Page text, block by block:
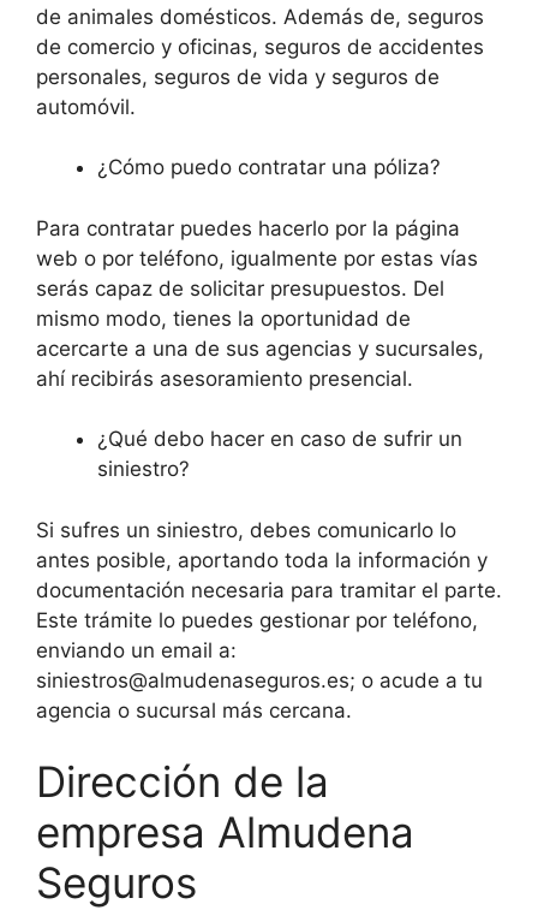
de animales domésticos. Además de, seguros
de comercio y oficinas, seguros de accidentes
personales, seguros de vida y seguros de
automóvil.
¿Cómo puedo contratar una póliza?
Para contratar puedes hacerlo por la página
web o por teléfono, igualmente por estas vías
serás capaz de solicitar presupuestos. Del
mismo modo, tienes la oportunidad de
acercarte a una de sus agencias y sucursales,
ahí recibirás asesoramiento presencial.
¿Qué debo hacer en caso de sufrir un
siniestro?
Si sufres un siniestro, debes comunicarlo lo
antes posible, aportando toda la información y
documentación necesaria para tramitar el parte.
Este trámite lo puedes gestionar por teléfono,
enviando un email a:
siniestros@almudenaseguros.es; o acude a tu
agencia o sucursal más cercana.
Dirección de la
empresa Almudena
Seguros